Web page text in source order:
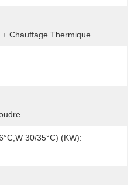
Chauffage Thermique
30/35°C) (kW):